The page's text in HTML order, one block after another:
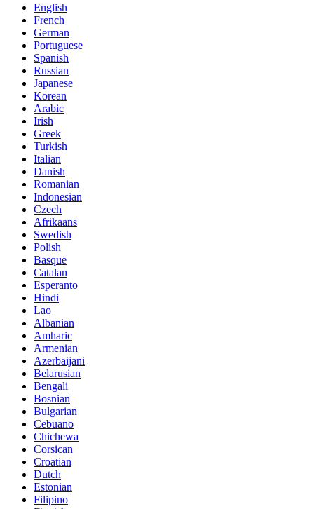
English
French
German
Portuguese
Spanish
Russian
Japanese
Korean
Arabic
Irish
Greek
Turkish
Italian
Danish
Romanian
Indonesian
Czech
Afrikaans
Swedish
Polish
Basque
Catalan
Esperanto
Hindi
Lao
Albanian
Amharic
Armenian
Azerbaijani
Belarusian
Bengali
Bosnian
Bulgarian
Cebuano
Chichewa
Corsican
Croatian
Dutch
Estonian
Filipino